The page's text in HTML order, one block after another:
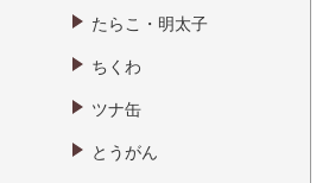
たらこ・明太子
ちくわ
ツナ缶
とうがん